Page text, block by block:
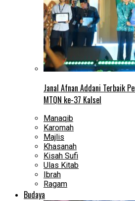
Janal Afnan Addani Terbaik
MTQN ke-37 Kalsel
Manaqib
Karomah
Majlis
Khasanah
Kisah Sufi
Ulas Kitab
Ibrah
Ragam
Budaya